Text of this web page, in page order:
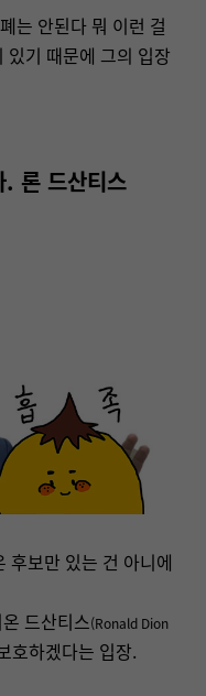
는 안된다 뭐 이런 걸
있기 때문에 그의 입장
론 드산티스
후보만 있는 건 아니에
드산티스(Ronald Dion
호하겠다는 입장.